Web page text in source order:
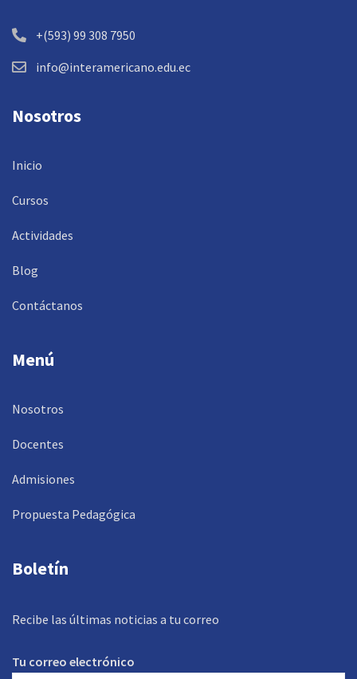
+(593) 99 308 7950
info@interamericano.edu.ec
Nosotros
Inicio
Cursos
Actividades
Blog
Contáctanos
Menú
Nosotros
Docentes
Admisiones
Propuesta Pedagógica
Boletín
Recibe las últimas noticias a tu correo
Tu correo electrónico